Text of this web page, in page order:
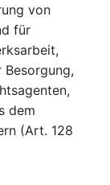
von
für
Besorgung,
dem
(Art. 128